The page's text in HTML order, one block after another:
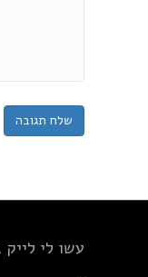
עשו לי